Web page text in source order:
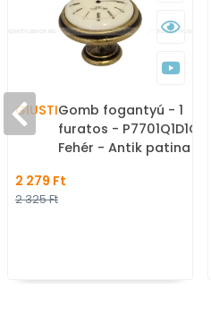
GIUSTIGomb fogantyú - 1
furatos - P7701Q1D1G -
Fehér - Antik patina
ötvözet - Porcelán -
2 279 Ft
2 325 Ft